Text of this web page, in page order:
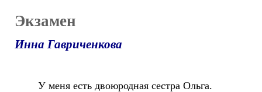
Экзамен
Инна Гавриченкова
У меня есть двоюродная сестра Ольга.